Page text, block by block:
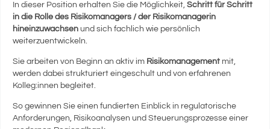
In dieser Position erhalten Sie die Möglichkeit, Schritt für Schritt
in die Rolle des Risikomanagers / der Risikomanagerin
hineinzuwachsen und sich fachlich wie persönlich
weiterzuentwickeln.
Sie arbeiten von Beginn an aktiv im Risikomanagement mit,
werden dabei strukturiert eingeschult und von erfahrenen
Kolleg:innen begleitet.
So gewinnen Sie einen fundierten Einblick in regulatorische
Anforderungen, Risikoanalysen und Steuerungsprozesse einer